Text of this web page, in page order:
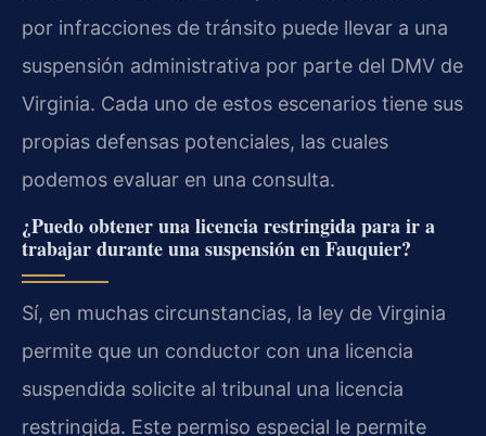
por infracciones de tránsito puede llevar a una
suspensión administrativa por parte del DMV de
Virginia. Cada uno de estos escenarios tiene sus
propias defensas potenciales, las cuales
podemos evaluar en una consulta.
¿Puedo obtener una licencia restringida para ir a
trabajar durante una suspensión en Fauquier?
Sí, en muchas circunstancias, la ley de Virginia
permite que un conductor con una licencia
suspendida solicite al tribunal una licencia
restringida. Este permiso especial le permite